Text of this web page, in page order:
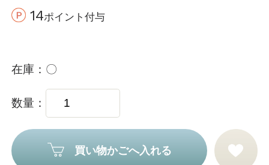
14ポイント付与
在庫 〇
数量
買い物かごへ入れる